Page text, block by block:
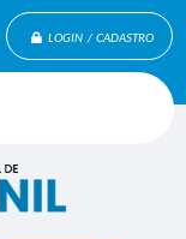
LOGIN / CADASTRO